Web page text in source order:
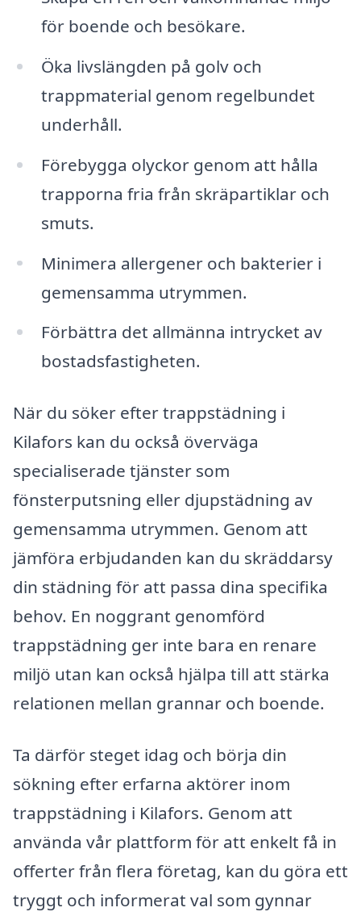
för boende och besökare.
Öka livslängden på golv och
trappmaterial genom regelbundet
underhåll.
Förebygga olyckor genom att hålla
trapporna fria från skräpartiklar och
smuts.
Minimera allergener och bakterier i
gemensamma utrymmen.
Förbättra det allmänna intrycket av
bostadsfastigheten.
När du söker efter trappstädning i
Kilafors kan du också överväga
specialiserade tjänster som
fönsterputsning eller djupstädning av
gemensamma utrymmen. Genom att
jämföra erbjudanden kan du skräddarsy
din städning för att passa dina specifika
behov. En noggrant genomförd
trappstädning ger inte bara en renare
miljö utan kan också hjälpa till att stärka
relationen mellan grannar och boende.
Ta därför steget idag och börja din
sökning efter erfarna aktörer inom
trappstädning i Kilafors. Genom att
använda vår plattform för att enkelt få in
offerter från flera företag, kan du göra ett
tryggt och informerat val som gynnar